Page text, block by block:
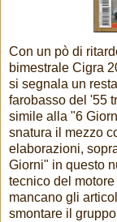
Con un pò di
bimestrale Cigra
si segnala un
farobasso del '55
simile alla "6
snatura il mezzo
elaborazioni,
Giorni" in questo
tecnico del
mancano gli
smontare il